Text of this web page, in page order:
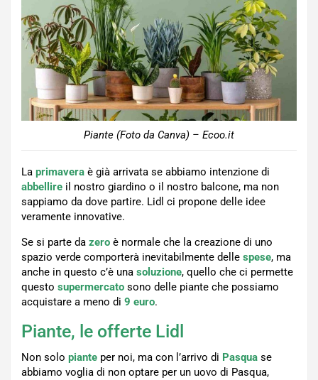
Piante (Foto da Canva) – Ecoo.it
La primavera è già arrivata se abbiamo intenzione di
abbellire il nostro giardino o il nostro balcone, ma non
sappiamo da dove partire. Lidl ci propone delle idee
veramente innovative.
Se si parte da zero è normale che la creazione di uno
spazio verde comporterà inevitabilmente delle spese, ma
anche in questo c’è una soluzione, quello che ci permette
questo supermercato sono delle piante che possiamo
acquistare a meno di 9 euro.
Piante, le offerte Lidl
Non solo piante per noi, ma con l’arrivo di Pasqua se
abbiamo voglia di non optare per un uovo di Pasqua,